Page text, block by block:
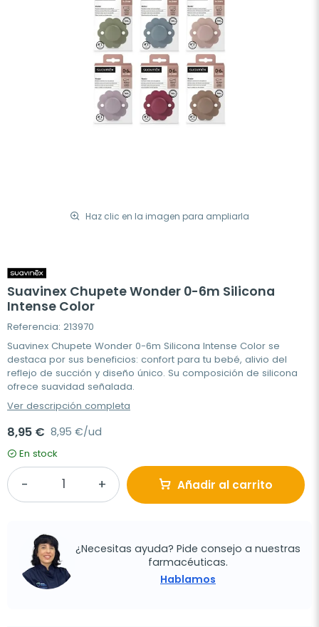
Haz clic en la imagen para ampliarla
Suavinex Chupete Wonder 0-6m Silicona
Intense Color
Referencia: 213970
Suavinex Chupete Wonder 0-6m Silicona Intense Color se
destaca por sus beneficios: confort para tu bebé, alivio del
reflejo de succión y diseño único. Su composición de silicona
ofrece suavidad señalada.
Ver descripción completa
8,95 € 8,95 €/ud
En stock
Añadir al carrito
¿Necesitas ayuda? Pide consejo a nuestras
farmacéuticas.
Hablamos